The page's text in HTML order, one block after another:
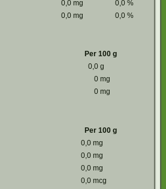
0,0 mg 0,0 %
0,0 mg 0,0 %
Per 100 g
0,0 g
0 mg
0 mg
Per 100 g
0,0 mg
0,0 mg
0,0 mg
0,0 mcg